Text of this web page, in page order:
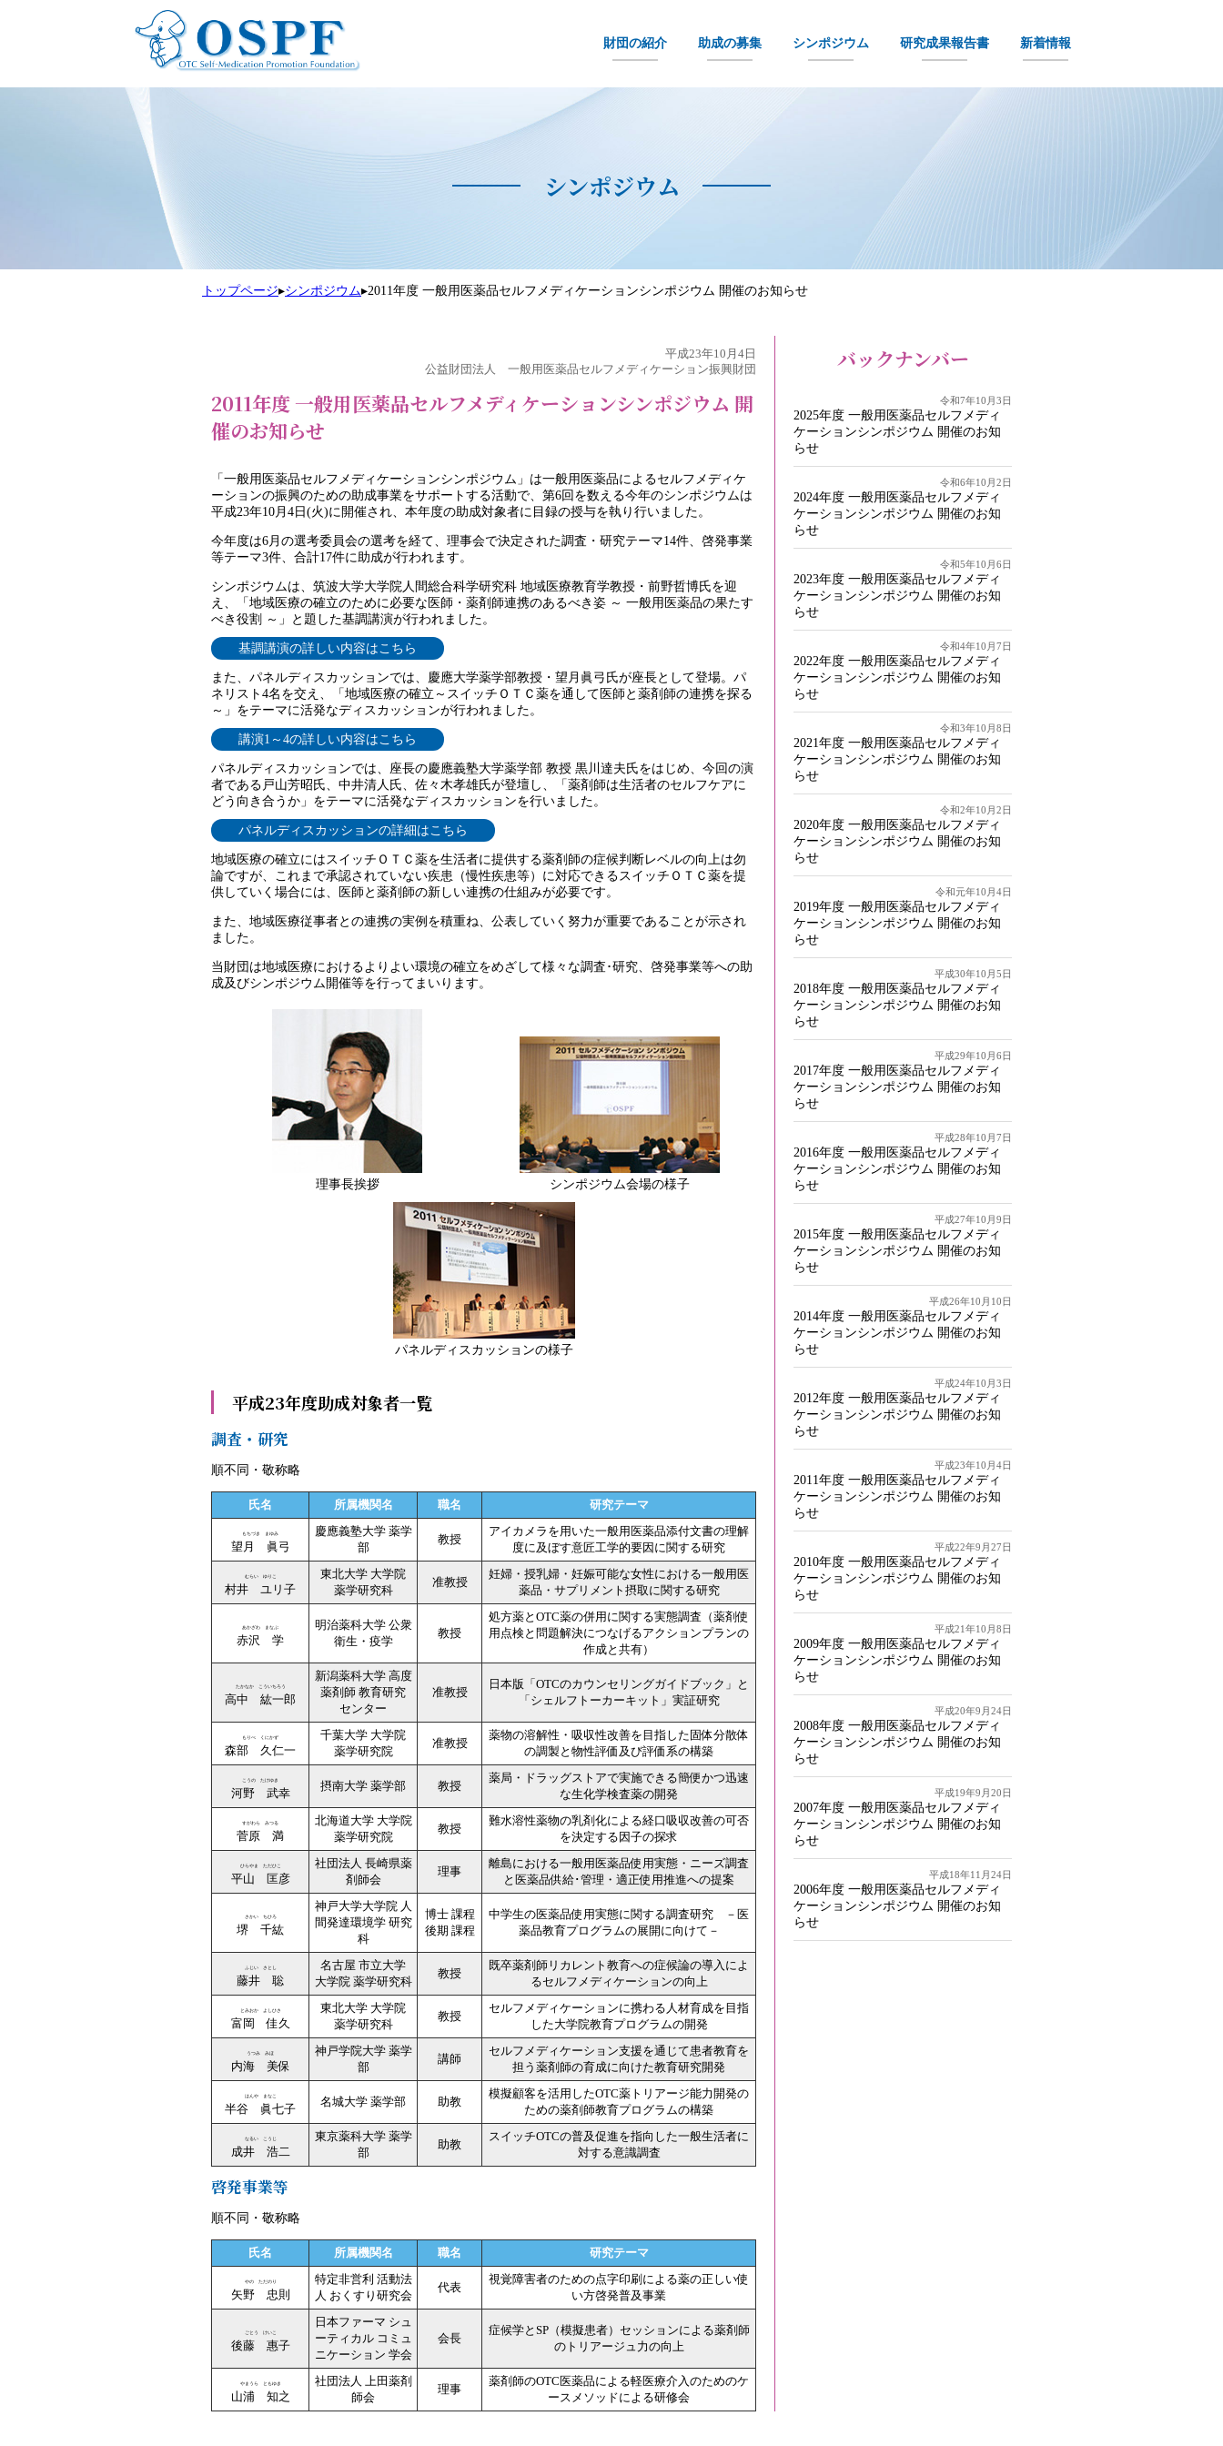
財団の紹介 助成の募集 シンポジウム 研究成果報告書 新着情報
シンポジウム
トップページ▸シンポジウム▸2011年度 一般用医薬品セルフメディケーションシンポジウム 開催のお知らせ
平成23年10月4日
公益財団法人 一般用医薬品セルフメディケーション振興財団
2011年度 一般用医薬品セルフメディケーションシンポジウム 開
催のお知らせ
「一般用医薬品セルフメディケーションシンポジウム」は一般用医薬品によるセルフメディケ
ーションの振興のための助成事業をサポートする活動で、第6回を数える今年のシンポジウムは
平成23年10月4日(火)に開催され、本年度の助成対象者に目録の授与を執り行いました。
今年度は6月の選考委員会の選考を経て、理事会で決定された調査・研究テーマ14件、啓発事業
等テーマ3件、合計17件に助成が行われます。
シンポジウムは、筑波大学大学院人間総合科学研究科 地域医療教育学教授・前野哲博氏を迎
え、「地域医療の確立のために必要な医師・薬剤師連携のあるべき姿 ～ 一般用医薬品の果たす
べき役割 ～」と題した基調講演が行われました。
基調講演の詳しい内容はこちら
また、パネルディスカッションでは、慶應大学薬学部教授・望月眞弓氏が座長として登場。パ
ネリスト4名を交え、「地域医療の確立～スイッチＯＴＣ薬を通して医師と薬剤師の連携を探る
～」をテーマに活発なディスカッションが行われました。
講演1～4の詳しい内容はこちら
パネルディスカッションでは、座長の慶應義塾大学薬学部 教授 黒川達夫氏をはじめ、今回の演
者である戸山芳昭氏、中井清人氏、佐々木孝雄氏が登壇し、「薬剤師は生活者のセルフケアに
どう向き合うか」をテーマに活発なディスカッションを行いました。
パネルディスカッションの詳細はこちら
地域医療の確立にはスイッチＯＴＣ薬を生活者に提供する薬剤師の症候判断レベルの向上は勿
論ですが、これまで承認されていない疾患（慢性疾患等）に対応できるスイッチＯＴＣ薬を提
供していく場合には、医師と薬剤師の新しい連携の仕組みが必要です。
また、地域医療従事者との連携の実例を積重ね、公表していく努力が重要であることが示され
ました。
当財団は地域医療におけるよりよい環境の確立をめざして様々な調査･研究、啓発事業等への助
成及びシンポジウム開催等を行ってまいります。
理事長挨拶 シンポジウム会場の様子
パネルディスカッションの様子
平成23年度助成対象者一覧
調査・研究
順不同・敬称略
氏名 所属機関名 職名 研究テーマ
もちづき まゆみ
望月 眞弓
慶應義塾大学 薬学
部
教授
アイカメラを用いた一般用医薬品添付文書の理解
度に及ぼす意匠工学的要因に関する研究
むらい ゆりこ
村井 ユリ子
東北大学 大学院
薬学研究科
准教授
妊婦・授乳婦・妊娠可能な女性における一般用医
薬品・サプリメント摂取に関する研究
あかざわ まなぶ
赤沢 学
明治薬科大学 公衆
衛生・疫学
教授
処方薬とOTC薬の併用に関する実態調査（薬剤使
用点検と問題解決につなげるアクションプランの
作成と共有）
たかなか こういちろう
高中 紘一郎
新潟薬科大学 高度
薬剤師 教育研究
センター
准教授
日本版「OTCのカウンセリングガイドブック」と
「シェルフトーカーキット」実証研究
もりべ くにかず
森部 久仁一
千葉大学 大学院
薬学研究院
准教授
薬物の溶解性・吸収性改善を目指した固体分散体
の調製と物性評価及び評価系の構築
こうの たけゆき
河野 武幸
摂南大学 薬学部 教授
薬局・ドラッグストアで実施できる簡便かつ迅速
な生化学検査薬の開発
すがわら みつる
菅原 満
北海道大学 大学院
薬学研究院
教授
難水溶性薬物の乳剤化による経口吸収改善の可否
を決定する因子の探求
ひらやま ただひこ
平山 匡彦
社団法人 長崎県薬
剤師会
理事
離島における一般用医薬品使用実態・ニーズ調査
と医薬品供給･管理・適正使用推進への提案
さかい ちひろ
堺 千紘
神戸大学大学院 人
間発達環境学 研究
科
博士 課程
後期 課程
中学生の医薬品使用実態に関する調査研究 －医
薬品教育プログラムの展開に向けて－
ふじい さとし
藤井 聡
名古屋 市立大学
大学院 薬学研究科
教授
既卒薬剤師リカレント教育への症候論の導入によ
るセルフメディケーションの向上
とみおか よしひさ
富岡 佳久
東北大学 大学院
薬学研究科
教授
セルフメディケーションに携わる人材育成を目指
した大学院教育プログラムの開発
うつみ みほ
内海 美保
神戸学院大学 薬学
部
講師
セルフメディケーション支援を通じて患者教育を
担う薬剤師の育成に向けた教育研究開発
はんや まなこ
半谷 眞七子
名城大学 薬学部 助教
模擬顧客を活用したOTC薬トリアージ能力開発の
ための薬剤師教育プログラムの構築
なるい こうじ
成井 浩二
東京薬科大学 薬学
部
助教
スイッチOTCの普及促進を指向した一般生活者に
対する意識調査
啓発事業等
順不同・敬称略
氏名 所属機関名 職名 研究テーマ
やの ただのり
矢野 忠則
特定非営利 活動法
人 おくすり研究会
代表
視覚障害者のための点字印刷による薬の正しい使
い方啓発普及事業
ごとう けいこ
後藤 惠子
日本ファーマ シュ
ーティカル コミュ
ニケーション 学会
会長
症候学とSP（模擬患者）セッションによる薬剤師
のトリアージュ力の向上
やまうら ともゆき
山浦 知之
社団法人 上田薬剤
師会
理事
薬剤師のOTC医薬品による軽医療介入のためのケ
ースメソッドによる研修会
バックナンバー
令和7年10月3日
2025年度 一般用医薬品セルフメディ
ケーションシンポジウム 開催のお知
らせ
令和6年10月2日
2024年度 一般用医薬品セルフメディ
ケーションシンポジウム 開催のお知
らせ
令和5年10月6日
2023年度 一般用医薬品セルフメディ
ケーションシンポジウム 開催のお知
らせ
令和4年10月7日
2022年度 一般用医薬品セルフメディ
ケーションシンポジウム 開催のお知
らせ
令和3年10月8日
2021年度 一般用医薬品セルフメディ
ケーションシンポジウム 開催のお知
らせ
令和2年10月2日
2020年度 一般用医薬品セルフメディ
ケーションシンポジウム 開催のお知
らせ
令和元年10月4日
2019年度 一般用医薬品セルフメディ
ケーションシンポジウム 開催のお知
らせ
平成30年10月5日
2018年度 一般用医薬品セルフメディ
ケーションシンポジウム 開催のお知
らせ
平成29年10月6日
2017年度 一般用医薬品セルフメディ
ケーションシンポジウム 開催のお知
らせ
平成28年10月7日
2016年度 一般用医薬品セルフメディ
ケーションシンポジウム 開催のお知
らせ
平成27年10月9日
2015年度 一般用医薬品セルフメディ
ケーションシンポジウム 開催のお知
らせ
平成26年10月10日
2014年度 一般用医薬品セルフメディ
ケーションシンポジウム 開催のお知
らせ
平成24年10月3日
2012年度 一般用医薬品セルフメディ
ケーションシンポジウム 開催のお知
らせ
平成23年10月4日
2011年度 一般用医薬品セルフメディ
ケーションシンポジウム 開催のお知
らせ
平成22年9月27日
2010年度 一般用医薬品セルフメディ
ケーションシンポジウム 開催のお知
らせ
平成21年10月8日
2009年度 一般用医薬品セルフメディ
ケーションシンポジウム 開催のお知
らせ
平成20年9月24日
2008年度 一般用医薬品セルフメディ
ケーションシンポジウム 開催のお知
らせ
平成19年9月20日
2007年度 一般用医薬品セルフメディ
ケーションシンポジウム 開催のお知
らせ
平成18年11月24日
2006年度 一般用医薬品セルフメディ
ケーションシンポジウム 開催のお知
らせ